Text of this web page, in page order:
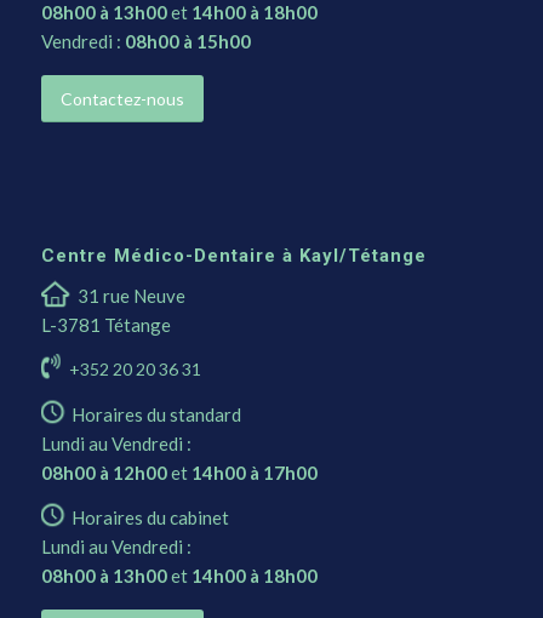
08h00 à 13h00et 14h00 à 18h00
Vendredi : 08h00 à 15h00
Contactez-nous
Centre Médico-Dentaire à Kayl/Tétange
31 rue Neuve
L-3781 Tétange
+352 20 20 36 31
Horaires du standard
Lundi au Vendredi :
08h00 à 12h00et 14h00 à 17h00
Horaires du cabinet
Lundi au Vendredi :
08h00 à 13h00et 14h00 à 18h00